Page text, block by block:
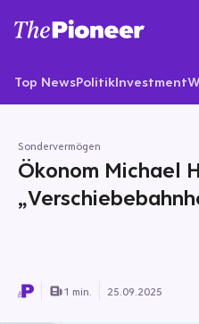
Top NewsPolitikInvestment
Sondervermögen
Ökonom Michael
1 min. 25.09.2025